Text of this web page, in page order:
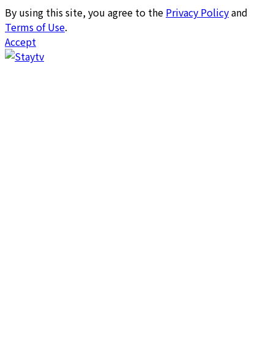
By using this site, you agree to the Privacy Policyand
Terms of Use.
Accept